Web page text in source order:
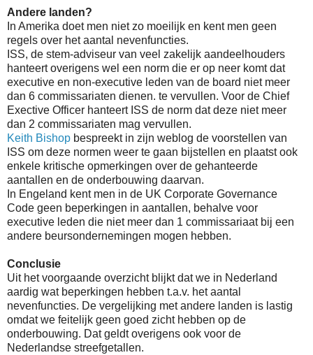
Andere landen?
In Amerika doet men niet zo moeilijk en kent men geen
regels over het aantal nevenfuncties.
ISS, de stem-adviseur van veel zakelijk aandeelhouders
hanteert overigens wel een norm die er op neer komt dat
executive en non-executive leden van de board niet meer
dan 6 commissariaten dienen. te vervullen. Voor de Chief
Exective Officer hanteert ISS de norm dat deze niet meer
dan 2 commissariaten mag vervullen.
Keith Bishop bespreekt in zijn weblog de voorstellen van
ISS om deze normen weer te gaan bijstellen en plaatst ook
enkele kritische opmerkingen over de gehanteerde
aantallen en de onderbouwing daarvan.
In Engeland kent men in de UK Corporate Governance
Code geen beperkingen in aantallen, behalve voor
executive leden die niet meer dan 1 commissariaat bij een
andere beursondernemingen mogen hebben.
Conclusie
Uit het voorgaande overzicht blijkt dat we in Nederland
aardig wat beperkingen hebben t.a.v. het aantal
nevenfuncties. De vergelijking met andere landen is lastig
omdat we feitelijk geen goed zicht hebben op de
onderbouwing. Dat geldt overigens ook voor de
Nederlandse streefgetallen.